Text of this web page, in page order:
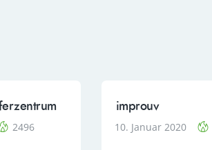
2496
improuv
10. Januar 2020